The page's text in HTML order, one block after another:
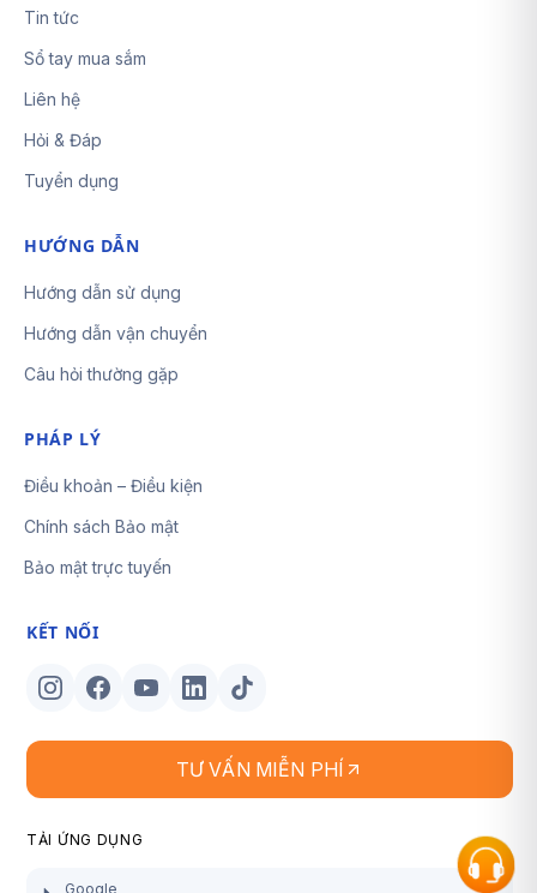
Tin tức
Sổ tay mua sắm
Liên hệ
Hỏi & Đáp
Tuyển dụng
HƯỚNG DẪN
Hướng dẫn sử dụng
Hướng dẫn vận chuyển
Câu hỏi thường gặp
PHÁP LÝ
Điều khoản – Điều kiện
Chính sách Bảo mật
Bảo mật trực tuyến
KẾT NỐI
TƯ VẤN MIỄN PHÍ
TẢI ỨNG DỤNG
Google